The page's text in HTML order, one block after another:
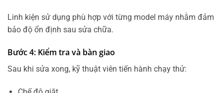
Linh kiện sử dụng phù hợp với từng model máy nhằm đảm
bảo độ ổn định sau sửa chữa.
Bước 4: Kiểm tra và bàn giao
Sau khi sửa xong, kỹ thuật viên tiến hành chạy thử: